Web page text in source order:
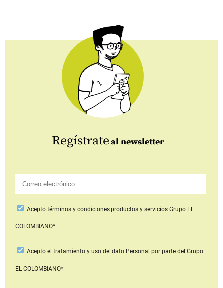
Regístrate al newsletter
Aceptotérminos y condiciones productos y serviciosGrupo EL
COLOMBIANO*
Acepto el tratamiento y uso del dato Personal por parte del Grupo
EL COLOMBIANO*